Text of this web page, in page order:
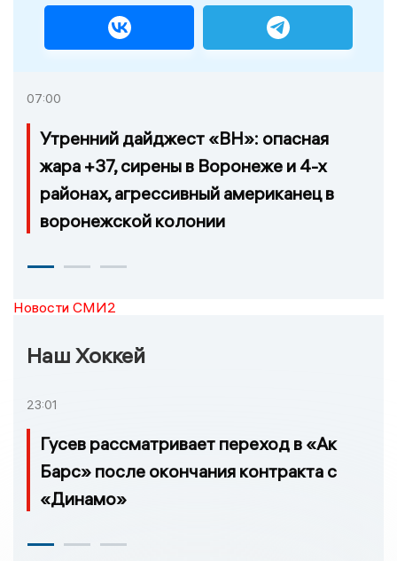
07:00
Утренний дайджест «ВН»: опасная
жара +37, сирены в Воронеже и 4-х
районах, агрессивный американец в
воронежской колонии
Новости СМИ2
Наш Хоккей
23:01
Гусев рассматривает переход в «Ак
Барс» после окончания контракта с
«Динамо»